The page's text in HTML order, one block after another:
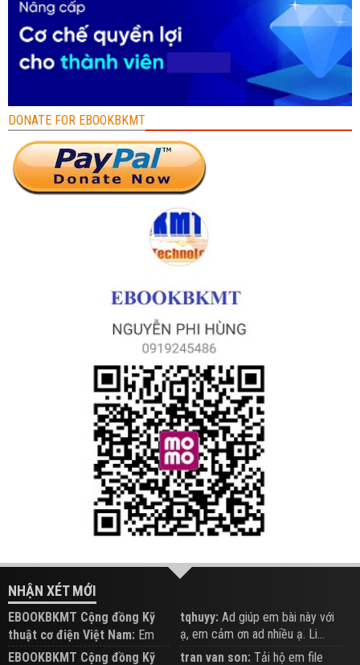
DONATE FOR EBOOKBKMT
NHẬN XÉT MỚI
EBOOKBKMT Cộng đồng Kỹ
thuật cơ điện Việt Nam: Em
đăng trên Group hỗ trợ nhé
tqhuyy: Ad giúp em bài này với
ạ, em cảm ơn ad nhiều ạ. Li...
EBOOKBKMT Cộng đồng Kỹ
tran van son: Tải hộ em file